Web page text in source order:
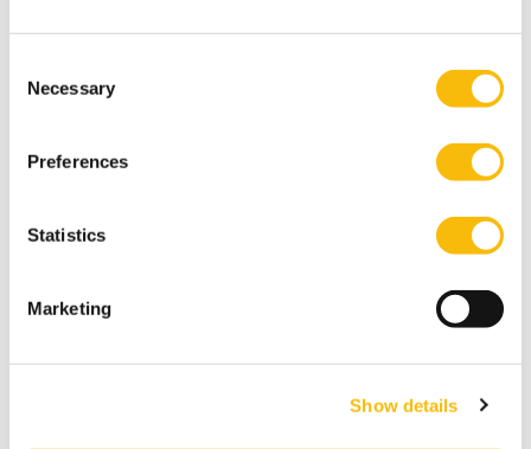
Selection
Necessary
Preferences
Statistics
Marketing
Show details
Gerelateerde opleidingen